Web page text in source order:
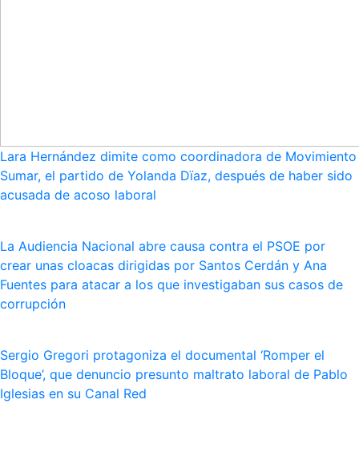
Lara Hernández dimite como coordinadora de Movimiento
Sumar, el partido de Yolanda Dïaz, después de haber sido
acusada de acoso laboral
La Audiencia Nacional abre causa contra el PSOE por
crear unas cloacas dirigidas por Santos Cerdán y Ana
Fuentes para atacar a los que investigaban sus casos de
corrupción
Sergio Gregori protagoniza el documental ‘Romper el
Bloque’, que denuncio presunto maltrato laboral de Pablo
Iglesias en su Canal Red